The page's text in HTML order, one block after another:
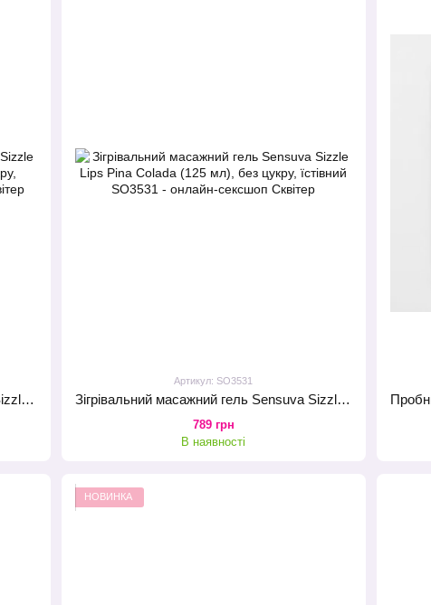
Зігрівальний масажний гель Sensuva Sizzle Lips Salted Caramel (125 мл), без цукру, їстівний
Артикул: SO3531
Зігрівальний масажний гель Sensuva Sizzle Lips Pina Colada (125 мл), без цукру, їстівний
789 грн
В наявності
НОВИНКА